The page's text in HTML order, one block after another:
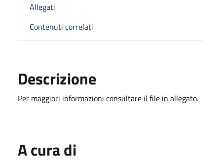
Allegati
Contenuti correlati
Descrizione
Per maggiori informazioni consultare il file in allegato.
A cura di